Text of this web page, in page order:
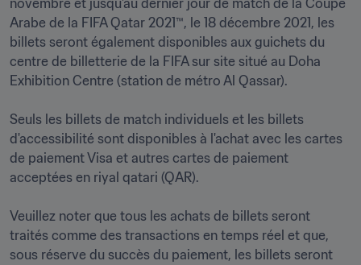
novembre et jusqu'au dernier jour de match de la Coupe
Arabe de la FIFA Qatar 2021™, le 18 décembre 2021, les
billets seront également disponibles aux guichets du
centre de billetterie de la FIFA sur site situé au Doha
Exhibition Centre (station de métro Al Qassar).
Seuls les billets de match individuels et les billets
d'accessibilité sont disponibles à l'achat avec les cartes
de paiement Visa et autres cartes de paiement
acceptées en riyal qatari (QAR).
Veuillez noter que tous les achats de billets seront
traités comme des transactions en temps réel et que,
sous réserve du succès du paiement, les billets seront